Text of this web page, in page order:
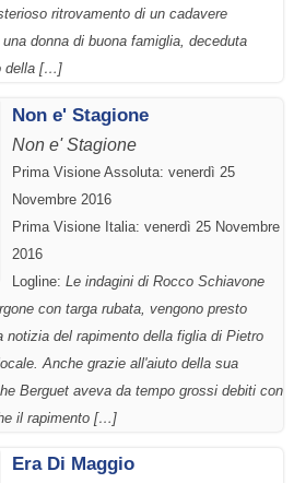
ritrovamento di un cadavere
donna di buona famiglia, deceduta
della […]
Non e' Stagione
Non e' Stagione
Prima Visione Assoluta: venerdì 25
Novembre 2016
Prima Visione Italia: venerdì 25 Novembre
2016
Logline: Le indagini di Rocco Schiavone
con targa rubata, vengono presto
notizia del rapimento della figlia di Pietro
Anche grazie all'aiuto della sua
Berguet aveva da tempo grossi debiti con
il rapimento […]
Era Di Maggio